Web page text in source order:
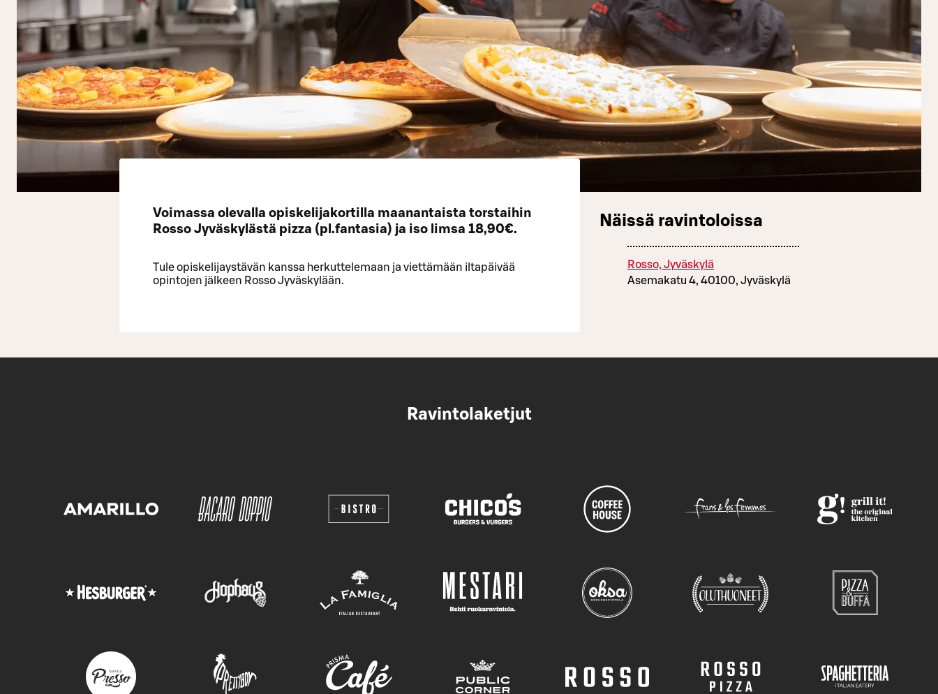
Voimassa olevalla opiskelijakortilla maanantaista torstaihin
Rosso Jyväskylästä pizza (pl.fantasia) ja iso limsa 18,90€.
Tule opiskelijaystävän kanssa herkuttelemaan ja viettämään iltapäivää
opintojen jälkeen Rosso Jyväskylään.
Näissä ravintoloissa
Rosso, Jyväskylä
Asemakatu 4, 40100, Jyväskylä
Ravintolaketjut